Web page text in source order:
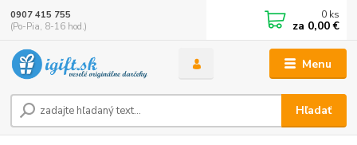
Menu
Hľadať
0907 415 755
(Po-Pia, 8-16 hod.)
0 ks
za 0,00 €